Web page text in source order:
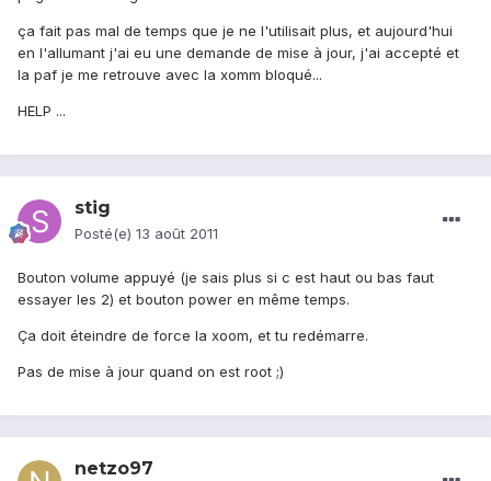
ça fait pas mal de temps que je ne l'utilisait plus, et aujourd'hui
en l'allumant j'ai eu une demande de mise à jour, j'ai accepté et
la paf je me retrouve avec la xomm bloqué...
HELP ...
stig
Posté(e) 13 août 2011
Bouton volume appuyé (je sais plus si c est haut ou bas faut
essayer les 2) et bouton power en même temps.
Ça doit éteindre de force la xoom, et tu redémarre.
Pas de mise à jour quand on est root ;)
netzo97